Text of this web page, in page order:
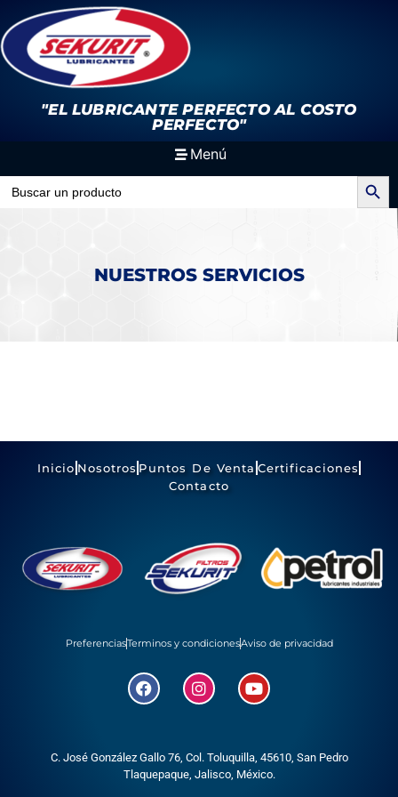
"EL LUBRICANTE PERFECTOAL COSTO
PERFECTO"
Menú
Search
for:
Search Button
NUESTROS SERVICIOS
Inicio Nosotros Puntos De Venta Certificaciones
Contacto
PreferenciasTerminos y condicionesAviso de privacidad
C. José González Gallo 76, Col. Toluquilla, 45610, San Pedro
Tlaquepaque, Jalisco, México.